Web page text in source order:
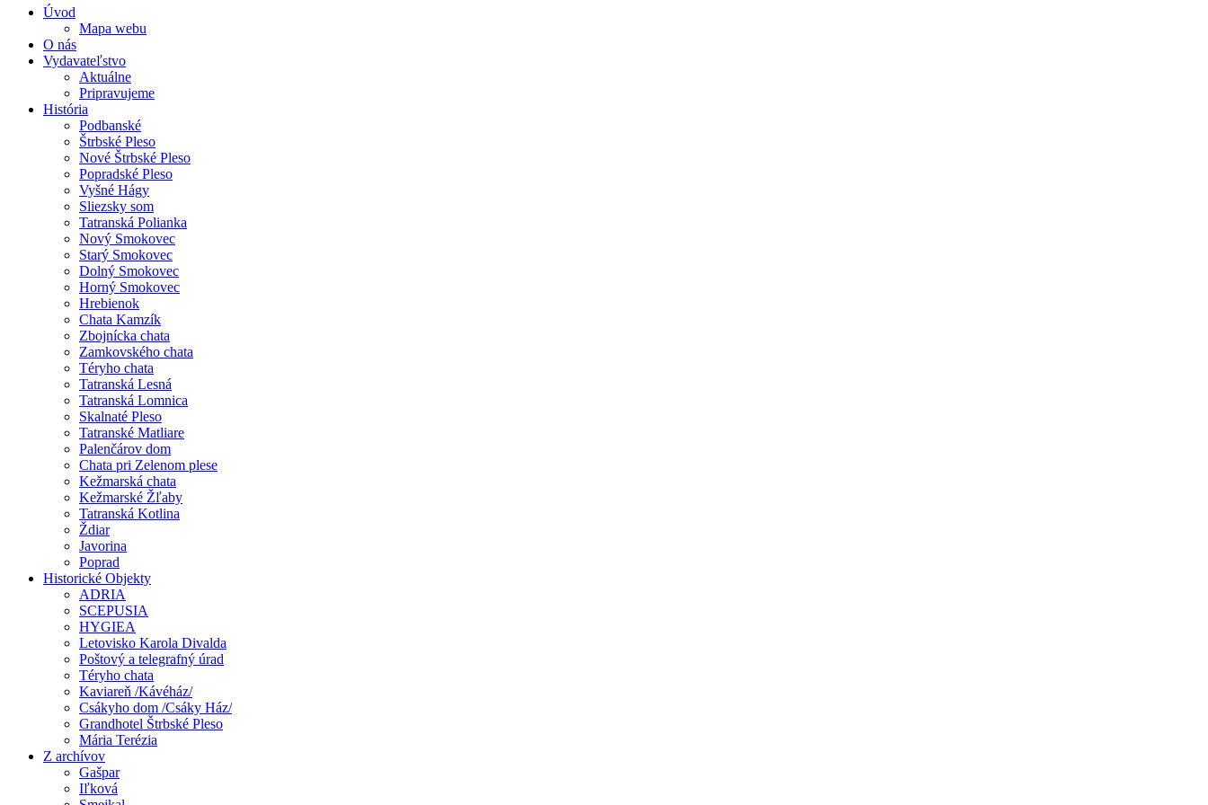
Úvod
Mapa webu
O nás
Vydavateľstvo
Aktuálne
Pripravujeme
História
Podbanské
Štrbské Pleso
Nové Štrbské Pleso
Popradské Pleso
Vyšné Hágy
Sliezsky som
Tatranská Polianka
Nový Smokovec
Starý Smokovec
Dolný Smokovec
Horný Smokovec
Hrebienok
Chata Kamzík
Zbojnícka chata
Zamkovského chata
Téryho chata
Tatranská Lesná
Tatranská Lomnica
Skalnaté Pleso
Tatranské Matliare
Palenčárov dom
Chata pri Zelenom plese
Kežmarská chata
Kežmarské Žľaby
Tatranská Kotlina
Ždiar
Javorina
Poprad
Historické Objekty
ADRIA
SCEPUSIA
HYGIEA
Letovisko Karola Divalda
Poštový a telegrafný úrad
Téryho chata
Kaviareň /Kávéház/
Csákyho dom /Csáky Ház/
Grandhotel Štrbské Pleso
Mária Terézia
Z archívov
Gašpar
Iľková